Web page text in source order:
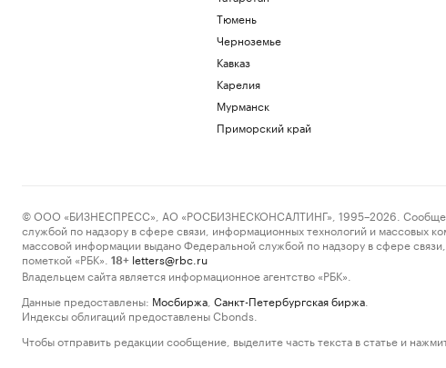
Тюмень
Черноземье
Кавказ
Карелия
Мурманск
Приморский край
© ООО «БИЗНЕСПРЕСС», АО «РОСБИЗНЕСКОНСАЛТИНГ», 1995–2026. Сообщения
службой по надзору в сфере связи, информационных технологий и массовых
массовой информации выдано Федеральной службой по надзору в сфере
пометкой «РБК».
18+ letters@rbc.ru
Владельцем сайта является информационное агентство «РБК».
Данные предоставлены: Мосбиржа Санкт-Петербургская биржа
Индексы облигаций предоставлены Cbonds.
Чтобы отправить редакции сообщение, выделите часть текста в статье и